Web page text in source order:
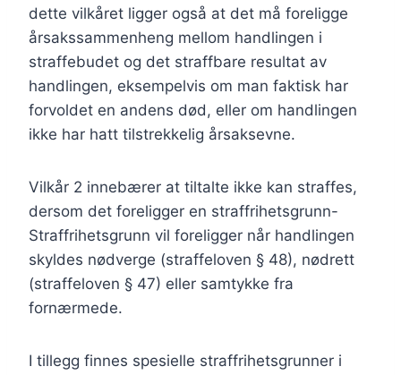
dette vilkåret ligger også at det må foreligge
årsakssammenheng mellom handlingen i
straffebudet og det straffbare resultat av
handlingen, eksempelvis om man faktisk har
forvoldet en andens død, eller om handlingen
ikke har hatt tilstrekkelig årsaksevne.
Vilkår 2 innebærer at tiltalte ikke kan straffes,
dersom det foreligger en straffrihetsgrunn-
Straffrihetsgrunn vil foreligger når handlingen
skyldes nødverge (straffeloven § 48), nødrett
(straffeloven § 47) eller samtykke fra
fornærmede.
I tillegg finnes spesielle straffrihetsgrunner i